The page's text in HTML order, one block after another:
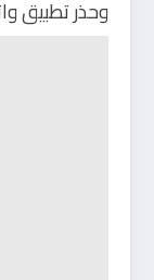
وحذر تطبيق